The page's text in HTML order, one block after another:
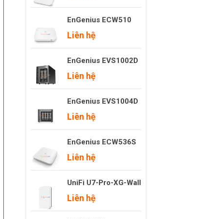
EnGenius ECW510
Liên hệ
EnGenius EVS1002D
Liên hệ
EnGenius EVS1004D
Liên hệ
EnGenius ECW536S
Liên hệ
UniFi U7-Pro-XG-Wall
Liên hệ